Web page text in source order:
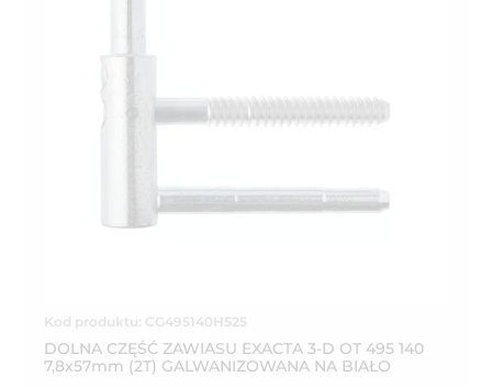
Kod produktu: CG495140H525
DOLNA CZĘŚĆ ZAWIASU EXACTA 3-D OT 495 140
7,8x57mm (2T) GALWANIZOWANA NA BIAŁO